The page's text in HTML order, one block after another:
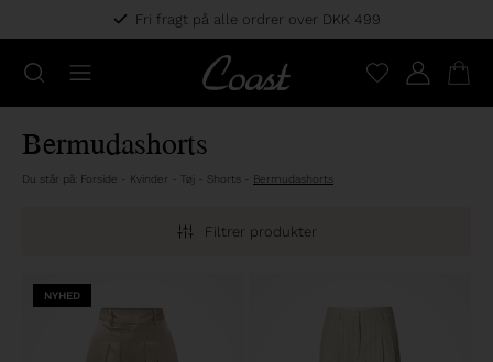
Fri fragt på alle ordrer over DKK 499
Bermudashorts
Du står på: Forside - Kvinder - Tøj - Shorts - Bermudashorts
Filtrer produkter
NYHED